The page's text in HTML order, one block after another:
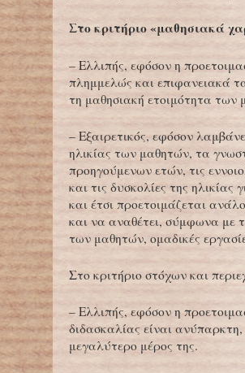
Στο κριτήριο «μαθησιακά
– Ελλιπής, εφόσον η
πλημμελώς και επιφανειακά
τη μαθησιακή ετοιμότητα των
– Εξαιρετικός, εφόσον
ηλικίας των μαθητών, τα
προηγούμενων ετών, τις
και τις δυσκολίες της
και έτσι προετοιμάζεται
και να αναθέτει, σύμφωνα με
των μαθητών, ομαδικές
Στο κριτήριο στόχων και
– Ελλιπής, εφόσον η
διδασκαλίας είναι
μεγαλύτερο μέρος της.